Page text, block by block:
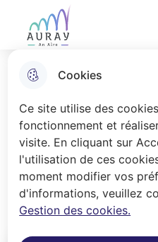
Cookies
Ce site utilise des
fonctionnement et
visite. En cliquant sur
l'utilisation de ces
moment modifier vos
d'informations, veuillez
Gestion des cookies.
Aller
au
menu
Ville Auray
Accueil
A chaque déchet
Planning et